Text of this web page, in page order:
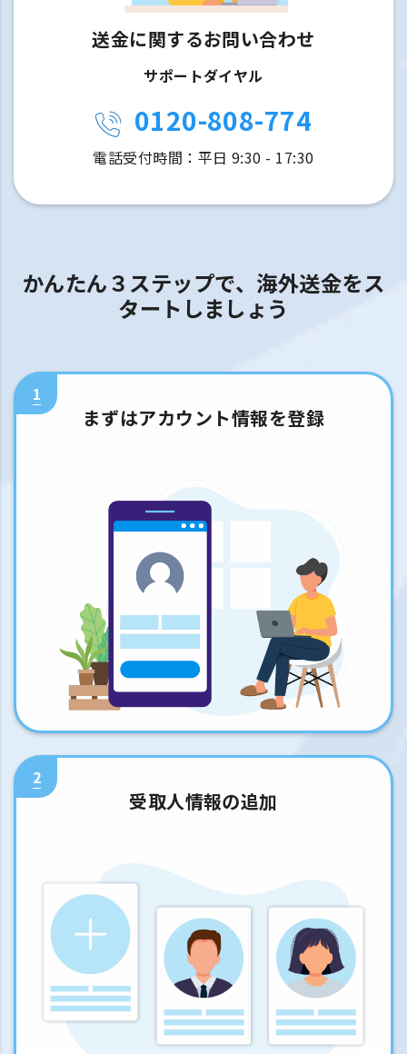
送金に関するお問い合わせ
サポートダイヤル
0120-808-774
電話受付時間：平日 9:30 - 17:30
かんたん３ステップで、海外送金をス
タートしましょう
1
まずはアカウント情報を登録
2
受取人情報の追加